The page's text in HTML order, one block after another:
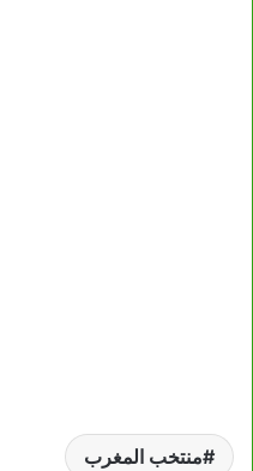
منتخب المغرب